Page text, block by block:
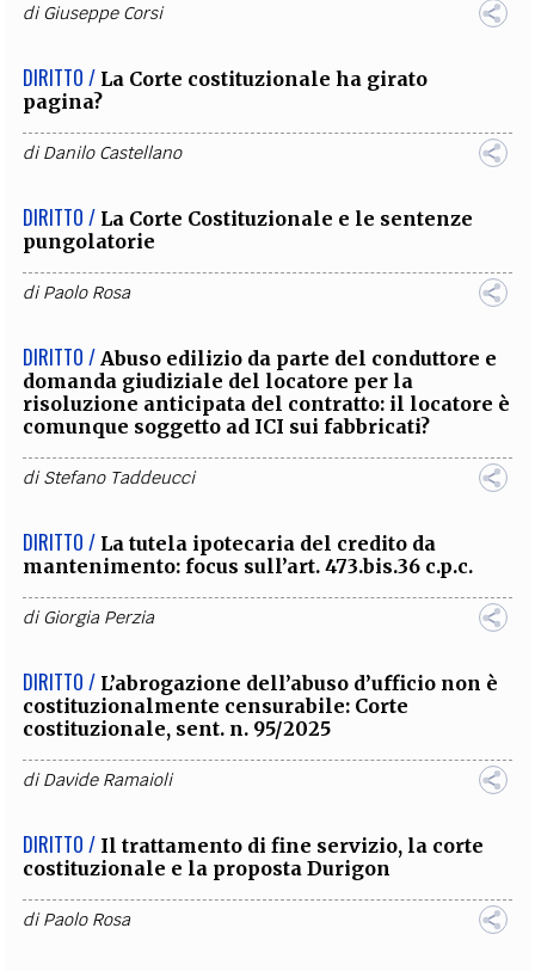
diGiuseppe Corsi
DIRITTO / La Corte costituzionale ha girato
pagina?
diDanilo Castellano
DIRITTO / La Corte Costituzionale e le sentenze
pungolatorie
diPaolo Rosa
DIRITTO / Abuso edilizio da parte del conduttore e
domanda giudiziale del locatore per la
risoluzione anticipata del contratto: il locatore è
comunque soggetto ad ICI sui fabbricati?
diStefano Taddeucci
DIRITTO / La tutela ipotecaria del credito da
mantenimento: focus sull’art. 473.bis.36 c.p.c.
diGiorgia Perzia
DIRITTO / L’abrogazione dell’abuso d’ufficio non è
costituzionalmente censurabile: Corte
costituzionale, sent. n. 95/2025
diDavide Ramaioli
DIRITTO / Il trattamento di fine servizio, la corte
costituzionale e la proposta Durigon
diPaolo Rosa